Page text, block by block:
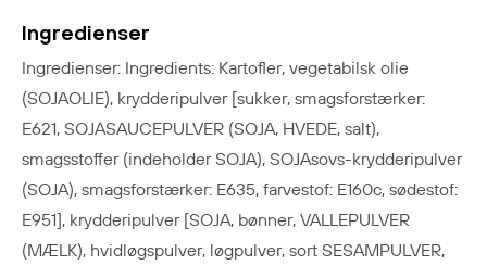
Ingredienser
Ingredienser: Ingredients: Kartofler, vegetabilsk olie
(SOJAOLIE), krydderipulver [sukker, smagsforstærker:
E621, SOJASAUCEPULVER (SOJA, HVEDE, salt),
smagsstoffer (indeholder SOJA), SOJAsovs-krydderipulver
(SOJA), smagsforstærker: E635, farvestof: E160c, sødestof:
E951], krydderipulver [SOJA, bønner, VALLEPULVER
(MÆLK), hvidløgspulver, løgpulver, sort SESAMPULVER,